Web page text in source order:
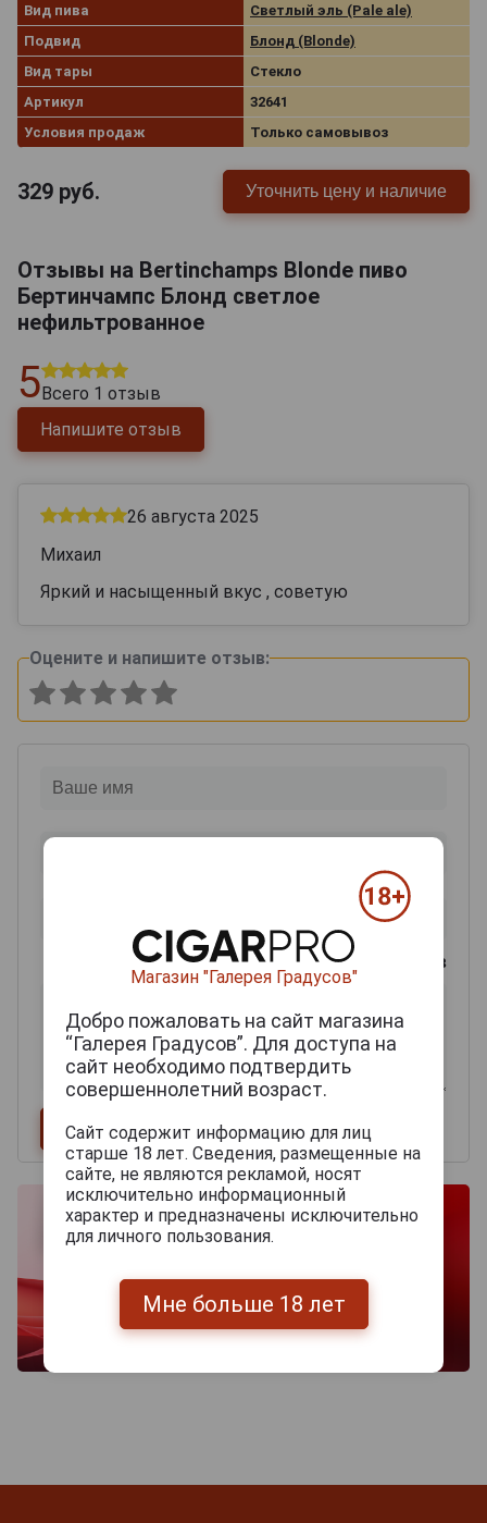
Вид пива
Светлый эль (Pale ale)
Подвид
Блонд (Blonde)
Вид тары
Стекло
Артикул
32641
Условия продаж
Только самовывоз
329 руб. Уточнить цену и наличие
Отзывы на Bertinchamps Blonde пиво
Бертинчампс Блонд светлое
нефильтрованное
5Всего 1 отзыв
Напишите отзыв
26 августа 2025
Михаил
Яркий и насыщенный вкус , советую
Оцените и напишите отзыв:
0из 2000 знаков
Магазин "Галерея Градусов"
Добро пожаловать на сайт магазина
“Галерея Градусов”. Для доступа на
сайт необходимо подтвердить
совершеннолетний возраст.
Сайт содержит информацию для лиц
старше 18 лет. Сведения, размещенные на
сайте, не являются рекламой, носят
исключительно информационный
характер и предназначены исключительно
для личного пользования.
Мне больше 18 лет